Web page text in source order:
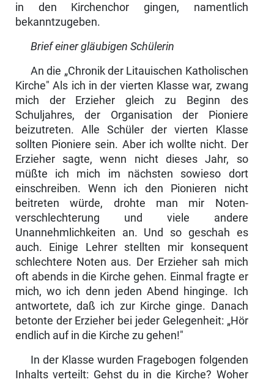
in den Kirchenchor gingen, namentlich
bekanntzugeben.
Brief einer gläubigen Schülerin
An die „Chronik der Litauischen Katholischen
Kirche" Als ich in der vierten Klasse war, zwang
mich der Erzieher gleich zu Beginn des
Schuljahres, der Organisation der Pioniere
beizutreten. Alle Schüler der vierten Klasse
sollten Pioniere sein. Aber ich wollte nicht. Der
Erzieher sagte, wenn nicht dieses Jahr, so
müßte ich mich im nächsten sowieso dort
einschrei­ben. Wenn ich den Pionieren nicht
beitreten würde, drohte man mir Noten­
verschlechterung und viele andere
Unannehmlichkeiten an. Und so geschah es
auch. Einige Lehrer stellten mir konsequent
schlechtere Noten aus. Der Erzieher sah mich
oft abends in die Kirche gehen. Einmal fragte er
mich, wo ich denn jeden Abend hinginge. Ich
antwortete, daß ich zur Kirche ginge. Danach
betonte der Erzieher bei jeder Gelegenheit: „Hör
endlich auf in die Kirche zu gehen!"
In der Klasse wurden Fragebogen folgenden
Inhalts verteilt: Gehst du in die Kirche? Woher